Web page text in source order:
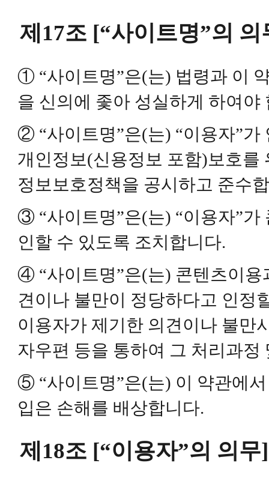
제17조 [“사이트명”의 의
① “사이트명”은(는) 법령과 이
을 신의에 좇아 성실하게 하여야
② “사이트명”은(는) “이용자”가
개인정보(신용정보 포함)보호를
정보보호정책을 공시하고 준수
③ “사이트명”은(는) “이용자”가
인할 수 있도록 조치합니다.
④ “사이트명”은(는) 콘텐츠이용
견이나 불만이 정당하다고 인정
이용자가 제기한 의견이나 불만
자우편 등을 통하여 그 처리과정
⑤ “사이트명”은(는) 이 약관에
입은 손해를 배상합니다.
제18조 [“이용자”의 의무]